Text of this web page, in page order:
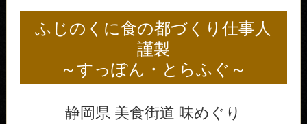
ふじのくに食の都づくり仕事人
謹製
～すっぽん・とらふぐ～
静岡県 美食街道 味めぐり